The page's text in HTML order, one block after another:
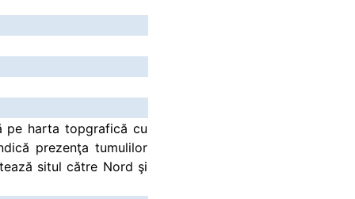
pe harta topgrafică cu
prezenţa tumulilor
situl către Nord şi